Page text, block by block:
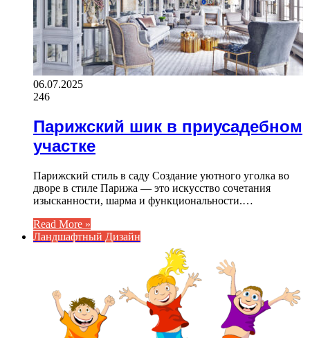
06.07.2025
246
Парижский шик в приусадебном
участке
Парижский стиль в саду Создание уютного уголка во
дворе в стиле Парижа — это искусство сочетания
изысканности, шарма и функциональности.…
Read More »
Ландшафтный Дизайн